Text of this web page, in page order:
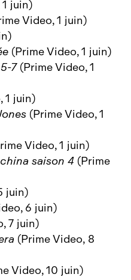
juin)
Video, 1 juin)
(Prime Video, 1 juin)
7(Prime Video, 1
1 juin)
(Prime Video, 1
Video, 1 juin)
saison 4 (Prime
juin)
6 juin)
7 juin)
(Prime Video, 8
Video, 10 juin)